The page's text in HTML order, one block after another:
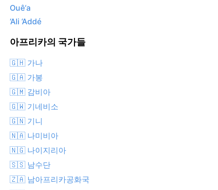
Ouê‘a
‘Ali ‘Addé
아프리카의 국가들
🇬🇭 가나
🇬🇦 가봉
🇬🇲 감비아
🇬🇼 기네비소
🇬🇳 기니
🇳🇦 나미비아
🇳🇬 나이지리아
🇸🇸 남수단
🇿🇦 남아프리카공화국